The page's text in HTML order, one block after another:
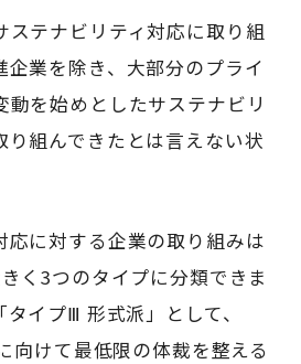
ステナビリティ対応に取り組
企業を除き、大部分のプライ
動を始めとしたサステナビリ
り組んできたとは言えない状
応に対する企業の取り組みは
く3つのタイプに分類できま
イプⅢ 形式派」として、
向けて最低限の体裁を整える